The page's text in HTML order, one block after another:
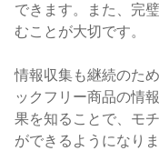
できます。また、完
むことが大切です。
情報収集も継続のた
ックフリー商品の情
果を知ることで、モ
ができるようになりま